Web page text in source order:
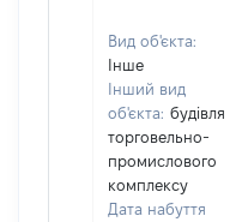
Вид об'єкта:
Інше
Інший вид
об'єкта: будівля
торговельно-
промислового
комплексу
Дата набуття